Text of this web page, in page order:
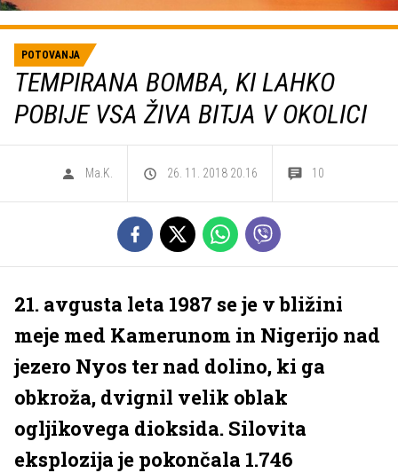
POTOVANJA
TEMPIRANA BOMBA, KI LAHKO
POBIJE VSA ŽIVA BITJA V OKOLICI
Ma.K. 26. 11. 2018 20.16 10
21. avgusta leta 1987 se je v bližini
meje med Kamerunom in Nigerijo nad
jezero Nyos ter nad dolino, ki ga
obkroža, dvignil velik oblak
ogljikovega dioksida. Silovita
eksplozija je pokončala 1.746